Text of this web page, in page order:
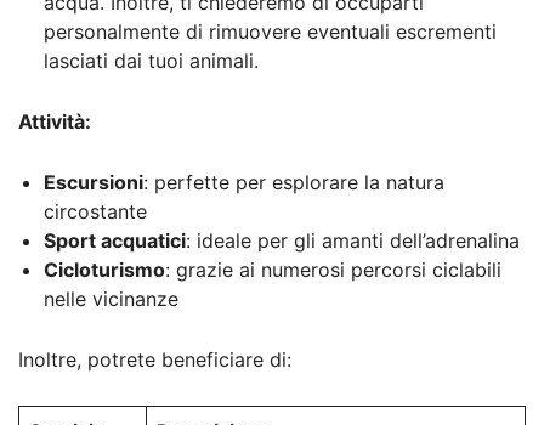
personalmente di rimuovere eventuali escrementi
lasciati dai tuoi animali.
Attività:
Escursioni: perfette per esplorare la natura
circostante
Sport acquatici: ideale per gli amanti dell’adrenalina
Cicloturismo: grazie ai numerosi percorsi ciclabili
nelle vicinanze
Inoltre, potrete beneficiare di: